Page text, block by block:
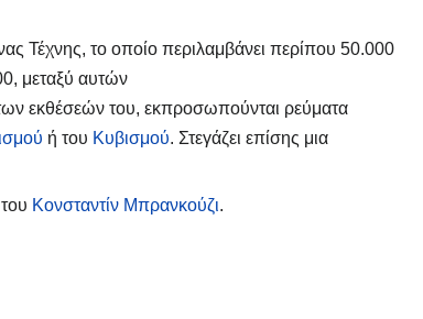
Τέχνης, το οποίο περιλαμβάνει περίπου 50.000
μεταξύ αυτών
εκθέσεών του, εκπροσωπούνται ρεύματα
ή του Κυβισμού. Στεγάζει επίσης μια
Κονσταντίν Μπρανκούζι.